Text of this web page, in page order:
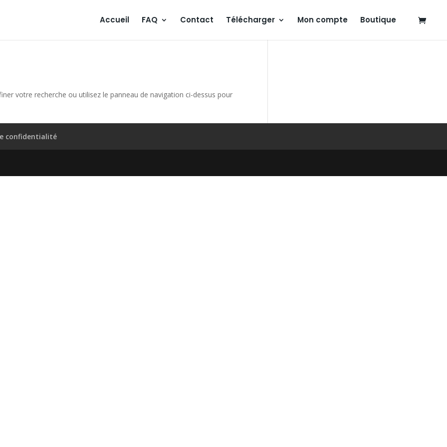
Accueil FAQ Contact Télécharger Mon compte Boutique
votre recherche ou utilisez le panneau de navigation ci-dessus pour
confidentialité